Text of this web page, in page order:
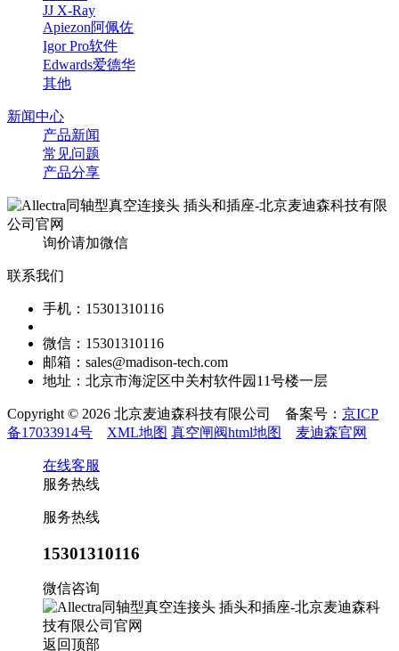
JJ X-Ray
Apiezon阿佩佐
Igor Pro软件
Edwards爱德华
其他
新闻中心
产品新闻
常见问题
产品分享
询价请加微信
联系我们
手机：15301310116
微信：15301310116
邮箱：sales@madison-tech.com
地址：北京市海淀区中关村软件园11号楼一层
Copyright © 2026 北京麦迪森科技有限公司 备案号： 京ICP
备17033914号
XML地图 真空闸阀html地图 麦迪森官网
在线客服
服务热线
服务热线
15301310116
微信咨询
返回顶部